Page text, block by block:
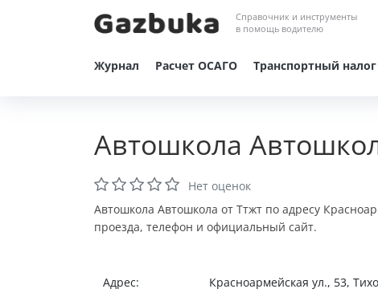
Справочник и инструменты
в помощь водителю
Журнал Расчет ОСАГО Транспортный налог
Автошкола
Нет оценок
Автошкола Автошкола от Ттжт по адресу
проезда, телефон и официальный сайт.
Адрес: Красноармейская ул., 53,